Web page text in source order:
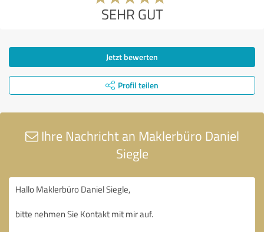
SEHR GUT
Jetzt bewerten
Profil teilen
Ihre Nachricht an Maklerbüro Daniel
Siegle